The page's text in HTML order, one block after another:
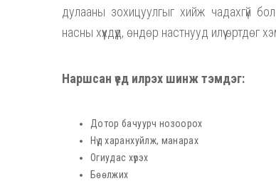
дулааны зохицуулгыг хийж чадахгүй
насны хүүхдүүд, өндөр настнууд илүү
Наршсан үед илрэх шинж тэмдэг:
Дотор бачуурч нозоорох
Нүд харанхуйлж, манарах
Огиудас хүрэх
Бөөлжих